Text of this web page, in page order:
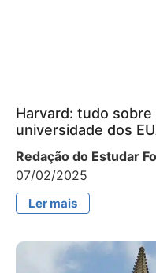
Harvard: tudo
universidade dos
Redação do Estudar
07/02/2025
Ler mais